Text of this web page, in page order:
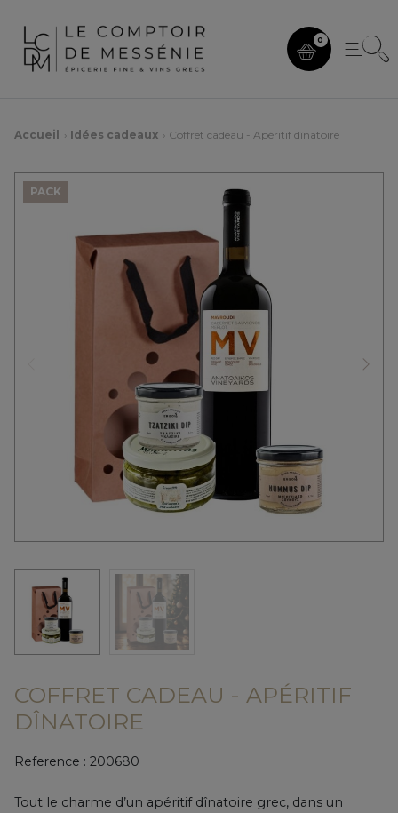
0
Accueil Idées cadeaux Coffret cadeau - Apéritif dînatoire
PACK
COFFRET CADEAU - APÉRITIF
DÎNATOIRE
Reference : 200680
Tout le charme d’un apéritif dînatoire grec, dans un